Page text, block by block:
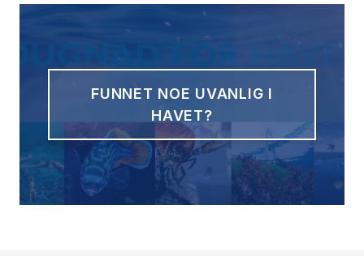
FUNNET NOE UVANLIG I
HAVET?